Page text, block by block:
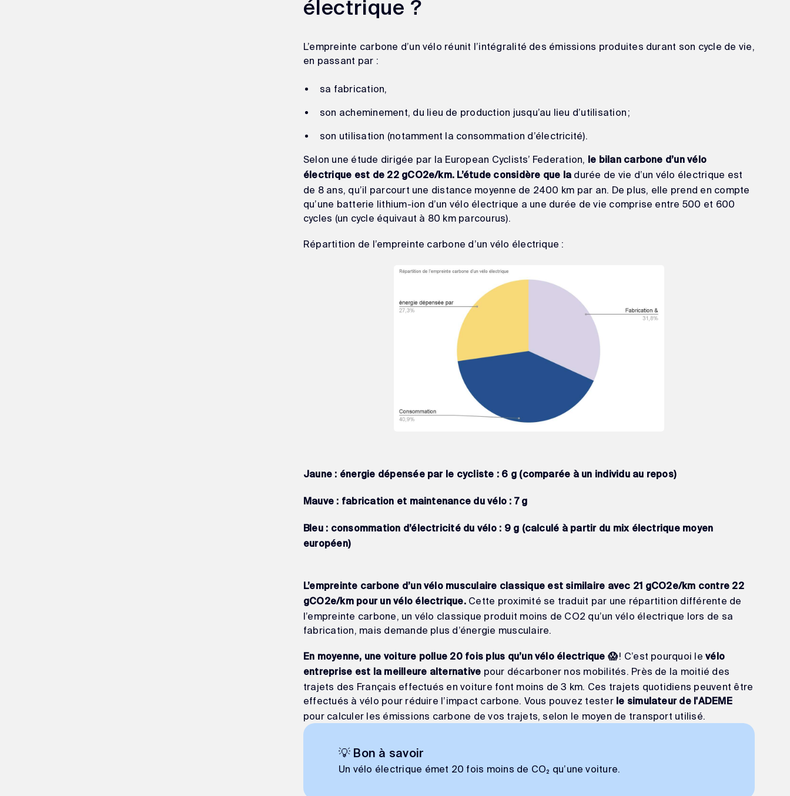
électrique ?
L’empreinte carbone d’un vélo réunit l’intégralité des émissions produites durant son cycle de vie,
en passant par :
sa fabrication,
son acheminement, du lieu de production jusqu’au lieu d’utilisation ;
son utilisation (notamment la consommation d’électricité).
Selon une étude dirigée par la European Cyclists’ Federation,
le bilan carbone d’un vélo
électrique est de 22 gCO2e/km. L’étude considère que la durée de vie d’un vélo électrique est
de 8 ans, qu’il parcourt une distance moyenne de 2400 km par an. De plus, elle prend en compte
qu’une batterie lithium-ion d’un vélo électrique a une durée de vie comprise entre 500 et 600
cycles (un cycle équivaut à 80 km parcourus).
Répartition de l’empreinte carbone d’un vélo électrique :
Jaune : énergie dépensée par le cycliste : 6 g (comparée à un individu au repos)
Mauve : fabrication et maintenance du vélo : 7 g
Bleu : consommation d’électricité du vélo : 9 g (calculé à partir du mix électrique moyen
européen)
L’empreinte carbone d’unvélo musculaire classique est similaire avec 21 gCO2e/km contre 22
gCO2e/km pour un vélo électrique.Cette proximité se traduit par une répartition différente de
l’empreinte carbone, un vélo classique produit moins de CO2 qu’un vélo électrique lors de sa
fabrication, mais demande plus d’énergie musculaire.
En moyenne, une voiture pollue 20 fois plus qu’un vélo électrique 😱! C’est pourquoi levélo
entreprise est la meilleure alternative pour décarboner nos mobilités. Près de la moitié des
trajets des Français effectués en voiture font moins de 3 km. Ces trajets quotidiens peuvent être
effectués à vélo pour réduire l’impact carbone. Vous pouvez tester le simulateur de l'ADEME
pour calculer les émissions carbone de vos trajets, selon le moyen de transport utilisé.
💡 Bon à savoir
Un vélo électrique émet 20 fois moins de CO₂ qu’une voiture.